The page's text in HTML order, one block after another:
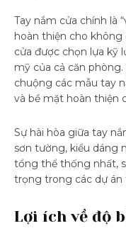
Tay nắm cửa chính là
hoàn thiện cho
cửa được chọn lựa kỹ
mỹ của cả căn
chuộng các mẫu tay
và bề mặt hoàn thiện
Sự hài hòa giữa tay
sơn tường, kiểu dáng
tổng thể thống nhất,
trọng trong các dự án
Lợi ích về độ